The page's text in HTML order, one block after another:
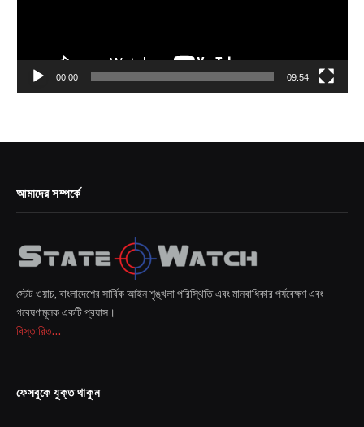
00:00 09:54
আমাদের সম্পর্কে
স্টেট ওয়াচ, বাংলাদেশের সার্বিক আইন শৃঙ্খলা পরিস্থিতি এবং মানবাধিকার পর্যবেক্ষণ এবং
গবেষণামূলক একটি প্রয়াস।
বিস্তারিত...
ফেসবুকে যুক্ত থাকুন